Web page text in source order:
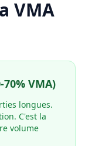
VMA
VMA)
longues.
C'est la
volume